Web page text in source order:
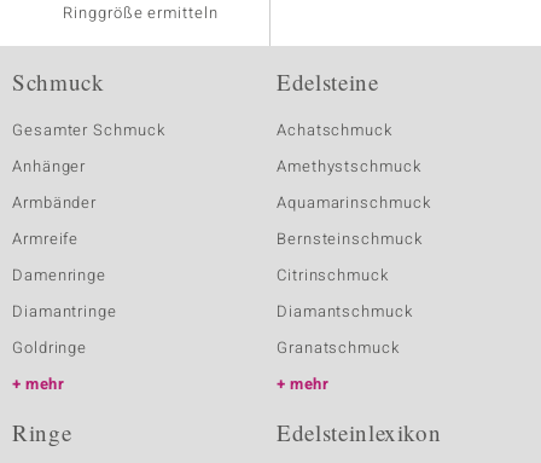
Ringgröße ermitteln
Schmuck
Gesamter Schmuck
Anhänger
Armbänder
Armreife
Damenringe
Diamantringe
Goldringe
mehr
Edelsteine
Achatschmuck
Amethystschmuck
Aquamarinschmuck
Bernsteinschmuck
Citrinschmuck
Diamantschmuck
Granatschmuck
mehr
Ringe Edelsteinlexikon